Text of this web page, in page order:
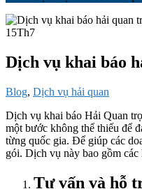
15Th7
Dịch vụ khai báo
Blog, Dịch vụ hải quan
Dịch vụ khai báo Hải Quan
một bước không thể thiếu để
từng quốc gia. Để giúp các
gói. Dịch vụ này bao gồm các
Tư vấn và hỗ